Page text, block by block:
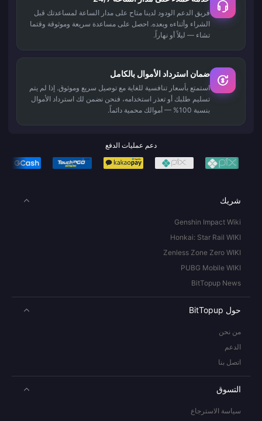
فريق الدعم الودود لدينا متاح على مدار الساعة لمساعدتك قبل
الشراء وأثناءه وبعده. احصل على مساعدة سريعة وموثوقة وقتما
تشاء — ليلاً أو نهاراً.
ضمان استرداد الأموال بالكامل
استمتع بأسعار تنافسية للغاية مع توصيل سريع وموثوق. إذا لم يتم
تسليم طلبك أو تعذر استخدامه، فنحن نضمن لك استرداد الأموال
بنسبة 100% — أموالك محمية دائماً.
دعم عمليات الدفع
شريك
Genshin Impact Wiki
Honkai: Star Rail WIKI
Zenless Zone Zero WIKI
PUBG Mobile WIKI
BitTopup News
حول BitTopup
من نحن
الدعم
اتصل بنا
التسوق
سياسة الاسترجاع